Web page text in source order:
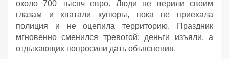
около 700 тысяч евро. Люди не верили своим
глазам и хватали купюры, пока не приехала
полиция и не оцепила территорию. Праздник
мгновенно сменился тревогой: деньги изъяли, а
отдыхающих попросили дать объяснения.